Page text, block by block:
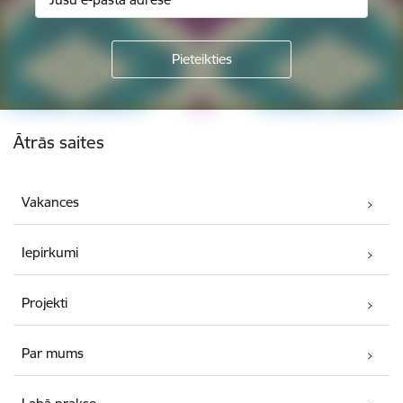
Kājene
Ātrās saites
Vakances
Iepirkumi
Projekti
Par mums